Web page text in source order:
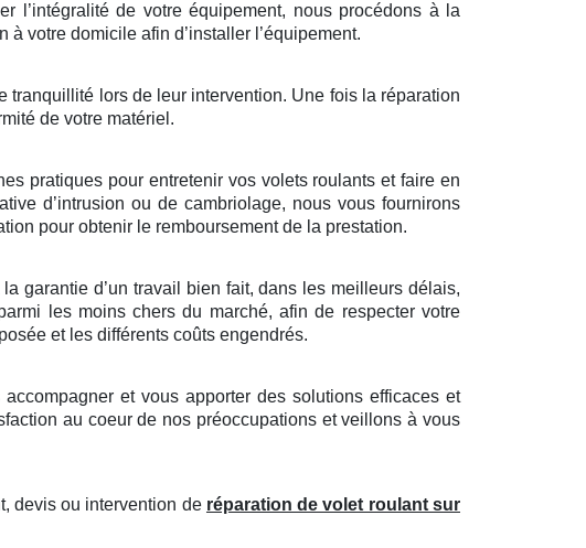
l’intégralité de votre équipement, nous procédons à la
votre domicile afin d’installer l’équipement.
tranquillité lors de leur intervention. Une fois la réparation
de votre matériel.
pratiques pour entretenir vos volets roulants et faire en
d’intrusion ou de cambriolage, nous vous fournirons
pour obtenir le remboursement de la prestation.
garantie d’un travail bien fait, dans les meilleurs délais,
les moins chers du marché, afin de respecter votre
et les différents coûts engendrés.
et vous apporter des solutions efficaces et
au coeur de nos préoccupations et veillons à vous
devis ou intervention de réparation de volet roulant sur